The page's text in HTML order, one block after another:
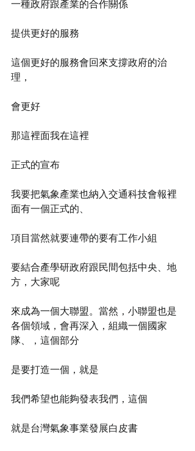
一種政府跟產業的合作關係
提供更好的服務
這個更好的服務會回來支撐政府的治
理，
會更好
那這裡面我在這裡
正式的宣布
我要把氣象產業也納入交通科技會報裡
面有一個正式的、
項目當然就要連帶的要有工作小組
要結合產學研政府跟民間包括中央、地
方，大家呢
來成為一個大聯盟。當然，小聯盟也是
各個領域，會再深入，組織一個國家
隊、，這個部分
是要打造一個，就是
我們希望也能夠發表我們，這個
就是台灣氣象事業發展白皮書